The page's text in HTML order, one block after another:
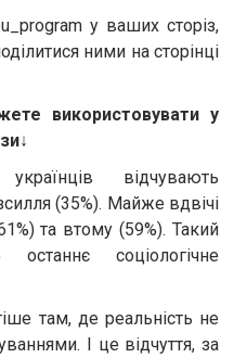
у ваших сторіз,
ними на сторінці
використовувати у
↓
відчувають
(35%). Майже вдвічі
та втому (59%). Такий
соціологічне
там, де реальність не
І це відчуття, за